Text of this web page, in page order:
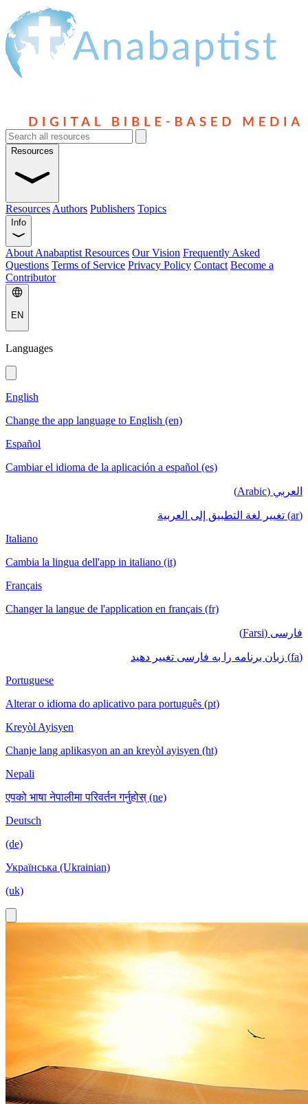
Resources
Resources Authors Publishers Topics
Info
About Anabaptist Resources Our Vision Frequently Asked
Questions Terms of Service Privacy Policy Contact Become a
Contributor
EN
Languages
English
Change the app language to English (en)
Español
Cambiar el idioma de la aplicación a español (es)
العربي (Arabic)
(ar) تغيير لغة التطبيق إلى العربية
Italiano
Cambia la lingua dell'app in italiano (it)
Français
Changer la langue de l'application en français (fr)
فارسی (Farsi)
(fa) زبان برنامه را به فارسی تغییر دهید
Portuguese
Alterar o idioma do aplicativo para português (pt)
Kreyòl Ayisyen
Chanje lang aplikasyon an an kreyòl ayisyen (ht)
Nepali
एपको भाषा नेपालीमा परिवर्तन गर्नुहोस् (ne)
Deutsch
(de)
Українська (Ukrainian)
(uk)